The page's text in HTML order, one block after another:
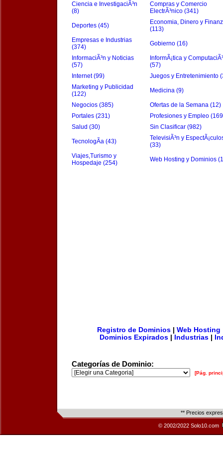
Ciencia e InvestigaciÃ³n
(8)
Compras y Comercio
ElectrÃ³nico (341)
Deportes (45)
Economia, Dinero y
(113)
Empresas e Industrias
(374)
Gobierno (16)
InformaciÃ³n y Noticias
(57)
InformÃ¡tica y
(57)
Internet (99)
Juegos y Entretenimiento
Marketing y Publicidad
(122)
Medicina (9)
Negocios (385)
Ofertas de la Semana (12)
Portales (231)
Profesiones y Empleo
Salud (30)
Sin Clasificar (982)
TecnologÃ­a (43)
TelevisiÃ³n y
(33)
Viajes,Turismo y
Hospedaje (254)
Web Hosting y Dominios
Registro de Dominios| Web Hosting
Dominios Expirados
Industrias
Categorías de Dominio:
[Pág.
** Precios
© 2002/2022 Solo10.com